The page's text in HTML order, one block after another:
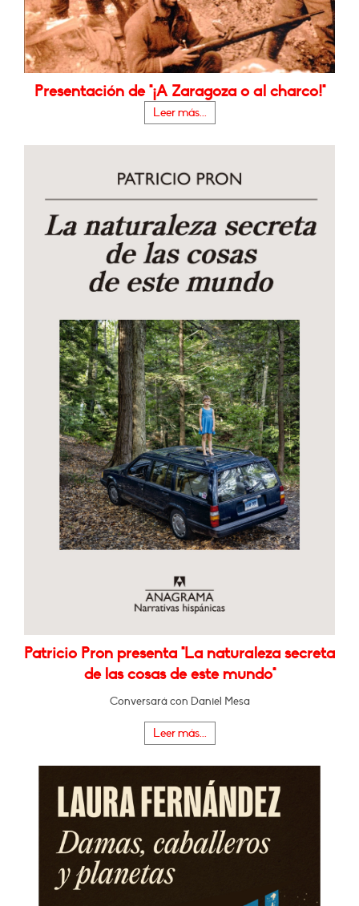
Presentación de "¡A Zaragoza o al charco!"
Leer más...
Patricio Pron presenta "La naturaleza secreta
de las cosas de este mundo"
Conversará con Daniel Mesa
Leer más...